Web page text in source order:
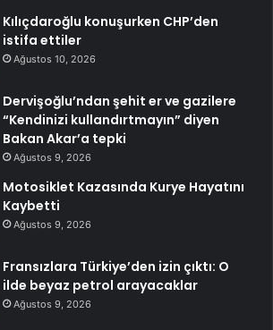
Kılıçdaroğlu konuşurken CHP’den
istifa ettiler
Ağustos 10, 2026
Dervişoğlu’ndan şehit er ve gazilere
“Kendinizi kullandırtmayın” diyen
Bakan Akar’a tepki
Ağustos 9, 2026
Motosiklet Kazasında Kurye Hayatını
Kaybetti
Ağustos 9, 2026
Fransızlara Türkiye’den izin çıktı: O
ilde beyaz petrol arayacaklar
Ağustos 9, 2026